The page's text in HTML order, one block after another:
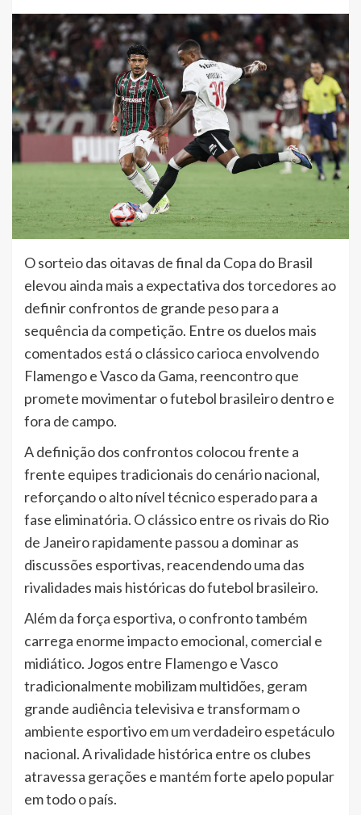
O sorteio das oitavas de final da Copa do Brasil
elevou ainda mais a expectativa dos torcedores ao
definir confrontos de grande peso para a
sequência da competição. Entre os duelos mais
comentados está o clássico carioca envolvendo
Flamengo e Vasco da Gama, reencontro que
promete movimentar o futebol brasileiro dentro e
fora de campo.
A definição dos confrontos colocou frente a
frente equipes tradicionais do cenário nacional,
reforçando o alto nível técnico esperado para a
fase eliminatória. O clássico entre os rivais do Rio
de Janeiro rapidamente passou a dominar as
discussões esportivas, reacendendo uma das
rivalidades mais históricas do futebol brasileiro.
Além da força esportiva, o confronto também
carrega enorme impacto emocional, comercial e
midiático. Jogos entre Flamengo e Vasco
tradicionalmente mobilizam multidões, geram
grande audiência televisiva e transformam o
ambiente esportivo em um verdadeiro espetáculo
nacional. A rivalidade histórica entre os clubes
atravessa gerações e mantém forte apelo popular
em todo o país.